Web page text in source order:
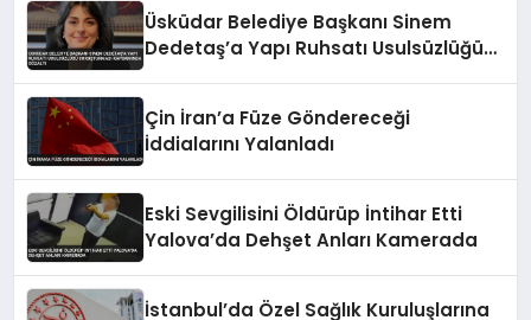
Üsküdar Belediye Başkanı Sinem
Dedetaş’a Yapı Ruhsatı Usulsüzlüğü
Çin İran’a Füze Göndereceği
İddialarını Yalanladı
Eski Sevgilisini Öldürüp İntihar Etti
Yalova’da Dehşet Anları Kamerada
İstanbul’da Özel Sağlık Kuruluşlarına